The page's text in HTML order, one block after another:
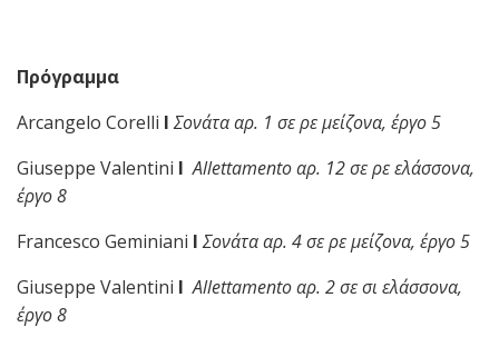
Πρόγραμμα
Arcangelo Corelli I Σονάτα αρ. 1 σε ρε μείζονα, έργο 5
Giuseppe Valentini I Allettamentoαρ. 12σερεελάσσονα,
έργο8
Francesco Geminiani I Σονάτααρ. 4σερεμείζονα, έργο5
Giuseppe Valentini I Allettamentoαρ. 2σεσι ελάσσονα,
έργο8